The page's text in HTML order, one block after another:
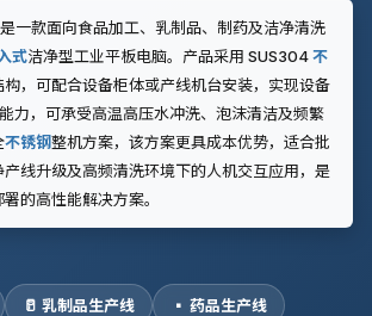
一款面向食品加工、乳制品、制药及洁净清洗
式洁净型工业平板电脑。产品采用 SUS304不
构，可配合设备柜体或产线机台安装，实现设备
力，可承受高温高压水冲洗、泡沫清洁及频繁
不锈钢整机方案，该方案更具成本优势，适合批
线升级及高频清洗环境下的人机交互应用，是
的高性能解决方案。
🥛 乳制品生产线 ▪ 药品生产线